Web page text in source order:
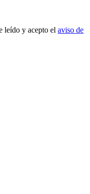
leído y acepto el aviso de